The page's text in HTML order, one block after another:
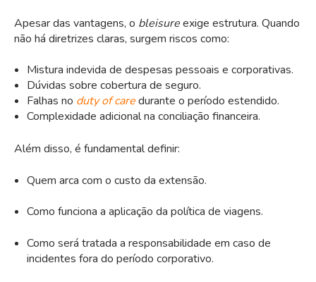
Apesar das vantagens, o bleisureexige estrutura. Quando
não há diretrizes claras, surgem riscos como:
Mistura indevida de despesas pessoais e corporativas.
Dúvidas sobre cobertura de seguro.
Falhas no duty of caredurante o período estendido.
Complexidade adicional na conciliação financeira.
Além disso, é fundamental definir:
Quem arca com o custo da extensão.
Como funciona a aplicação da política de viagens.
Como será tratada a responsabilidade em caso de
incidentes fora do período corporativo.